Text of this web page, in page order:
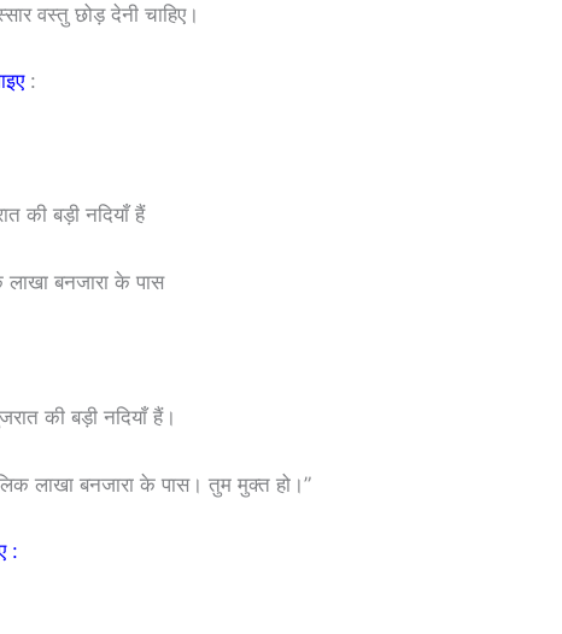
वस्तु छोड़ देनी चाहिए।
:
की बड़ी नदियाँ हैं
बनजारा के पास
की बड़ी नदियाँ हैं।
लाखा बनजारा के पास। तुम मुक्त हो।”
: